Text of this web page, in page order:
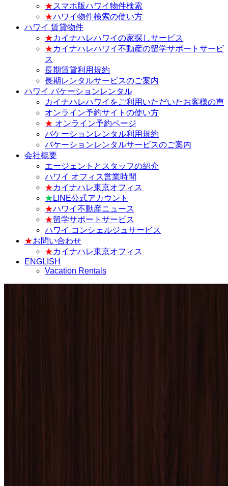
★スマホ版ハワイ物件検索
★ハワイ物件検索の使い方
ハワイ 賃貸物件
★カイナハレハワイの家探しサービス
★カイナハレハワイ不動産の留学サポートサービ
ス
長期賃貸利用規約
長期レンタルサービスのご案内
ハワイ バケーションレンタル
カイナハレハワイをご利用いただいたお客様の声
オンライン予約サイトの使い方
★ オンライン予約ページ
バケーションレンタル利用規約
バケーションレンタルサービスのご案内
会社概要
エージェントとスタッフの紹介
ハワイ オフィス営業時間
★カイナハレ東京オフィス
★ LINE公式アカウント
★ハワイ不動産ニュース
★留学サポートサービス
ハワイ コンシェルジュサービス
★お問い合わせ
★カイナハレ東京オフィス
ENGLISH
Vacation Rentals